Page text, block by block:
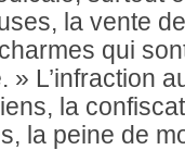
la vente
qui
» L’infraction
la
la peine de